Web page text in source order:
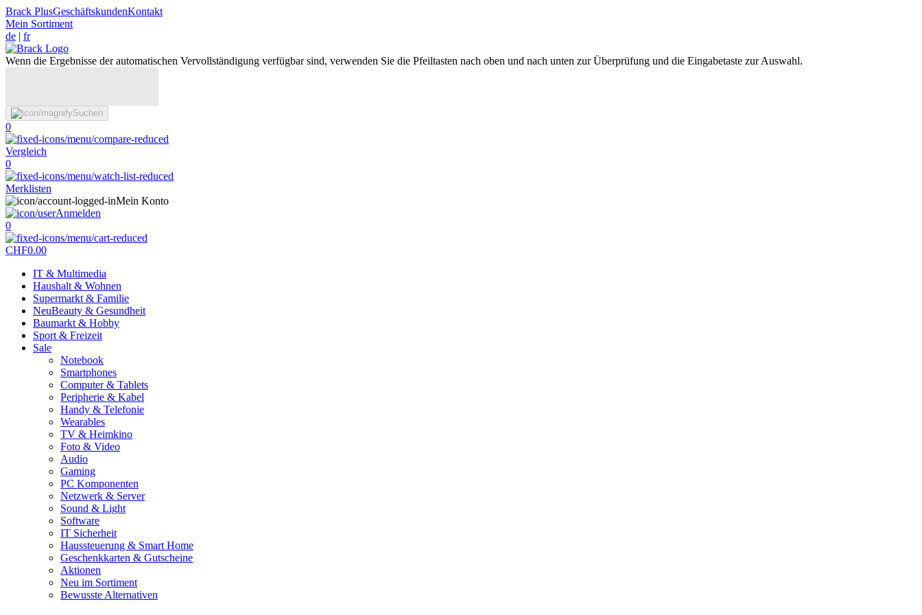
Brack PlusGeschäftskundenKontakt
Mein Sortiment
de | fr
Wenn die Ergebnisse der automatischen Vervollständigung verfügbar sind, verwenden Sie die Pfeiltasten nach oben und nach unten zur Überprüfung und die Eingabetaste zur Auswahl.
Suchen
0
Vergleich
0
Merklisten
Mein Konto
Anmelden
0
CHF0.00
IT & Multimedia
Haushalt & Wohnen
Supermarkt & Familie
NeuBeauty & Gesundheit
Baumarkt & Hobby
Sport & Freizeit
Sale
Notebook
Smartphones
Computer & Tablets
Peripherie & Kabel
Handy & Telefonie
Wearables
TV & Heimkino
Foto & Video
Audio
Gaming
PC Komponenten
Netzwerk & Server
Sound & Light
Software
IT Sicherheit
Haussteuerung & Smart Home
Geschenkkarten & Gutscheine
Aktionen
Neu im Sortiment
Bewusste Alternativen